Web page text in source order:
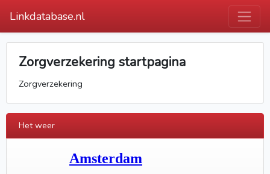
Linkdatabase.nl
Zorgverzekering startpagina
Zorgverzekering
Het weer